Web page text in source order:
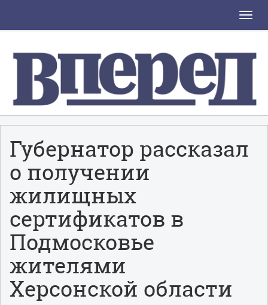
Toggle
Губернатор рассказал
о получении
жилищных
сертификатов в
Подмосковье
жителями
Херсонской области